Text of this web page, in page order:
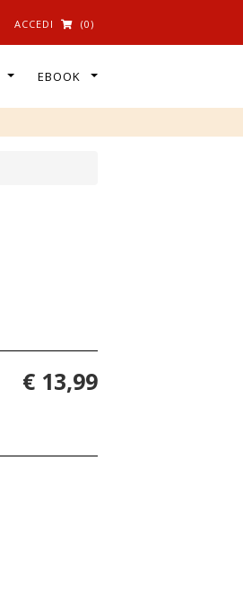
ACCEDI (0)
EBOOK
€ 13,99